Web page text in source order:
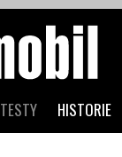
TESTY HISTORIE